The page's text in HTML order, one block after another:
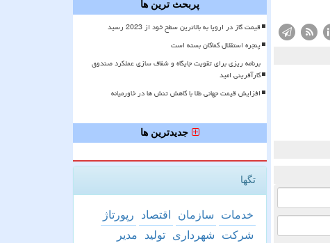
پربحث ترین ها
قیمت گاز در اروپا به بالاترین سطح خود از 2023 رسید
پنجره استقلال کماکان بسته است
برنامه ریزی برای تقویت جایگاه و شفاف سازی عملکرد صندوق
کارآفرینی امید
افزایش قیمت جهانی طلا با کاهش تنش ها در خاورمیانه
جدیدترین ها
تگها
خدمات سازمان اقتصاد
رپورتاژ
شركت
شهرداری تولید مدیر